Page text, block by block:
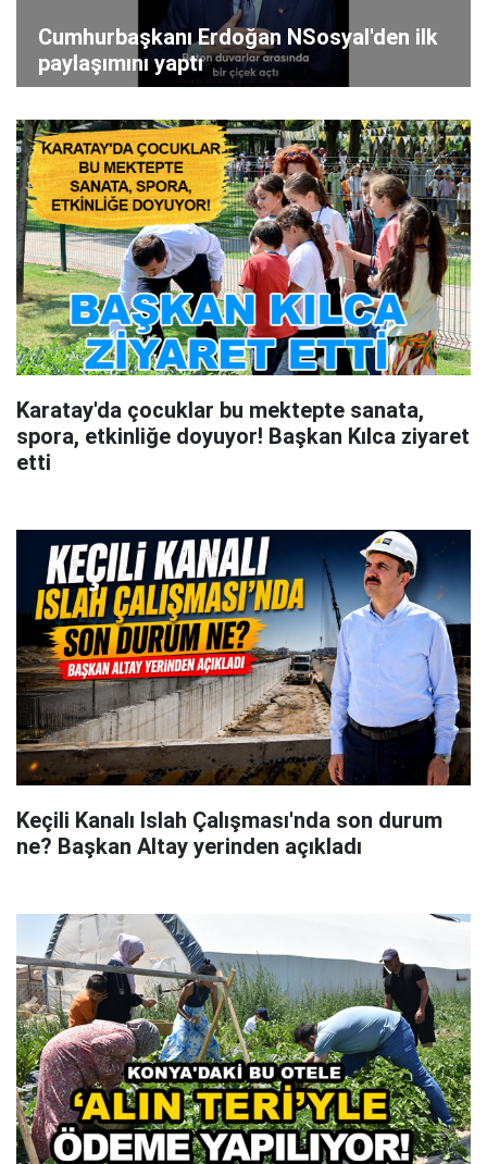
Cumhurbaşkanı Erdoğan NSosyal'den ilk
paylaşımını yaptı
Karatay'da çocuklar bu mektepte sanata,
spora, etkinliğe doyuyor! Başkan Kılca ziyaret
etti
Keçili Kanalı Islah Çalışması'nda son durum
ne? Başkan Altay yerinden açıkladı